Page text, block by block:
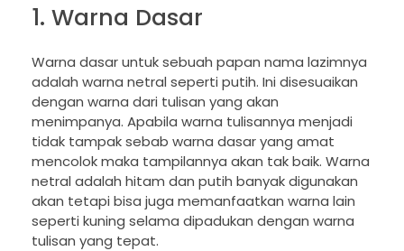
1. Warna Dasar
Warna dasar untuk sebuah papan nama lazimnya
adalah warna netral seperti putih. Ini disesuaikan
dengan warna dari tulisan yang akan
menimpanya. Apabila warna tulisannya menjadi
tidak tampak sebab warna dasar yang amat
mencolok maka tampilannya akan tak baik. Warna
netral adalah hitam dan putih banyak digunakan
akan tetapi bisa juga memanfaatkan warna lain
seperti kuning selama dipadukan dengan warna
tulisan yang tepat.